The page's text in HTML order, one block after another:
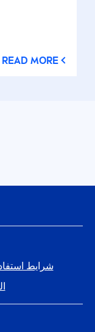
READ MORE
شرایط